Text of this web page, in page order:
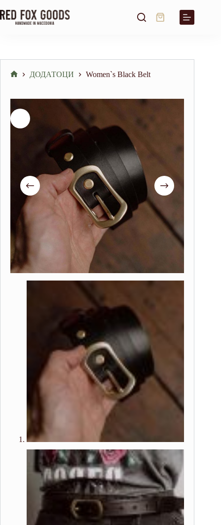
to
content
Shopping
ДОДАТОЦИ Women`s Black Belt